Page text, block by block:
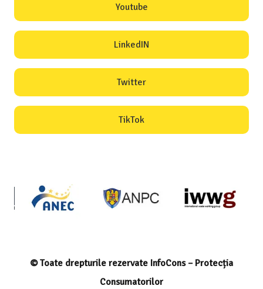
Youtube
LinkedIN
Twitter
TikTok
© Toate drepturile rezervate InfoCons – Protecția
Consumatorilor